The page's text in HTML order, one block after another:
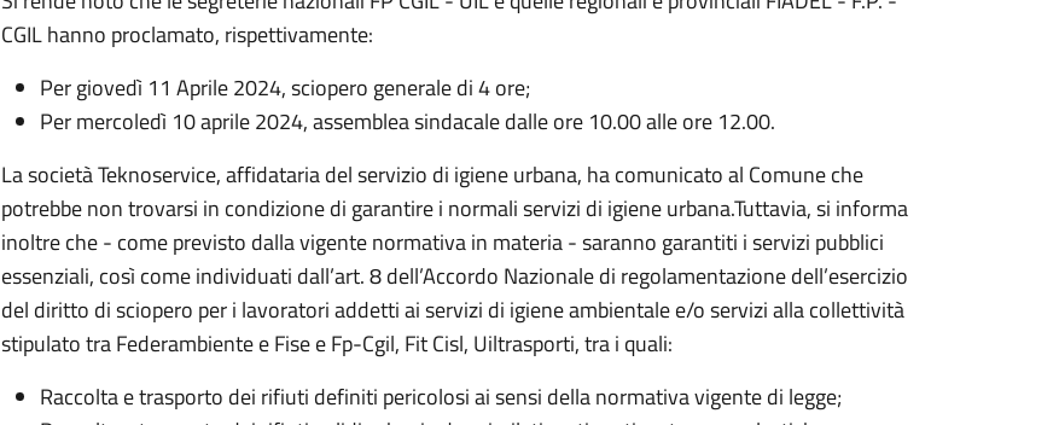
CGIL hanno proclamato, rispettivamente:
Per giovedì 11 Aprile 2024, sciopero generale di 4 ore;
Per mercoledì 10 aprile 2024, assemblea sindacale dalle ore 10.00 alle ore 12.00.
La società Teknoservice, affidataria del servizio di igiene urbana, ha comunicato al Comune che
potrebbe non trovarsi in condizione di garantire i normali servizi di igiene urbana.Tuttavia, si informa
inoltre che - come previsto dalla vigente normativa in materia - saranno garantiti i servizi pubblici
essenziali, così come individuati dall’art. 8 dell’Accordo Nazionale di regolamentazione dell’esercizio
del diritto di sciopero per i lavoratori addetti ai servizi di igiene ambientale e/o servizi alla collettività
stipulato tra Federambiente e Fise e Fp-Cgil, Fit Cisl, Uiltrasporti, tra i quali:
Raccolta e trasporto dei rifiuti definiti pericolosi ai sensi della normativa vigente di legge;